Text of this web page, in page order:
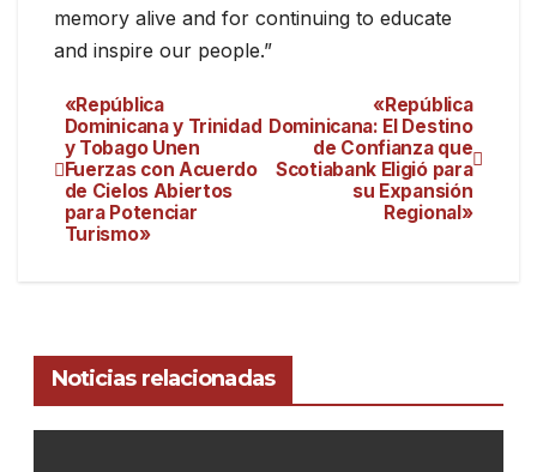
memory alive and for continuing to educate
and inspire our people.”
«República
Dominicana: El Destino
de Confianza que
Scotiabank Eligió para
su Expansión
Regional»
«República
Dominicana y Trinidad
y Tobago Unen
Fuerzas con Acuerdo
de Cielos Abiertos
para Potenciar
Turismo»
Noticias relacionadas